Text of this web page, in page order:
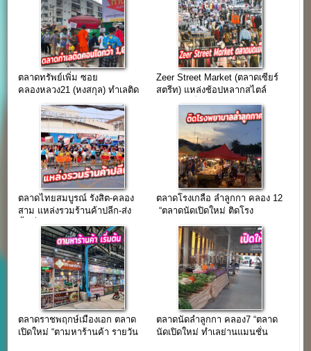
ตลาดทรัพย์เพิ่ม ซอย
คลองหลวง21 (หงสกุล) ทำเลติด
คอนโดกว่า 1,000 ยูนิต
Zeer Street Market (ตลาดเซียร์
สตรีท) แหล่งช้อปหลากสไตล์
ตลาดนัดเย็นทำเลห้างดัง
ตลาดไทยสมบูรณ์ รังสิต-คลอง
สาม แหล่งรวมร้านค้าปลีก-ส่ง
ตลาดโรงเกลือ ลำลูกกา คลอง 12
“ตลาดนัดเปิดใหม่ ติดโรง
ตลาดราชพฤกษ์เมืองเอก ตลาด
เปิดใหม่ “ตามหาร้านค้า รายวัน
ตลาดนัดลำลูกกา คลอง7 “ตลาด
นัดเปิดใหม่ ทำเลย่านแมนชั่น